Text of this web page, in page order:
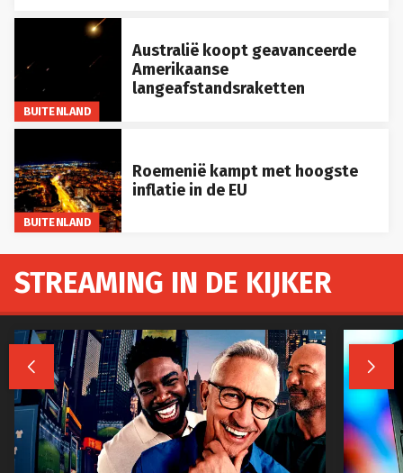
BUITENLAND
Australië koopt geavanceerde
Amerikaanse
langeafstandsraketten
BUITENLAND
Roemenië kampt met hoogste
inflatie in de EU
STREAMING IN DE KIJKER
 